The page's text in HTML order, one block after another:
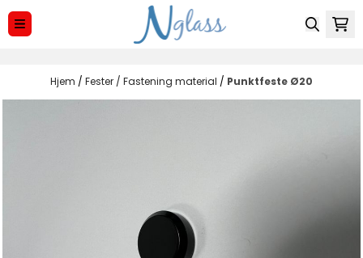
Hopp til innhold
Hjem / Fester / Fastening material / Punktfeste Ø20